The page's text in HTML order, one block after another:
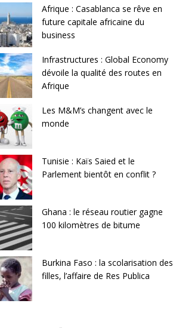
Afrique : Casablanca se rêve en
future capitale africaine du
business
Infrastructures : Global Economy
dévoile la qualité des routes en
Afrique
Les M&M’s changent avec le
monde
Tunisie : Kaïs Saied et le
Parlement bientôt en conflit ?
Ghana : le réseau routier gagne
100 kilomètres de bitume
Burkina Faso : la scolarisation des
filles, l’affaire de Res Publica